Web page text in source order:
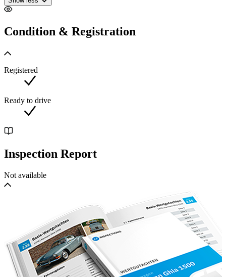
Condition & Registration
Registered
Ready to drive
Inspection Report
Not available